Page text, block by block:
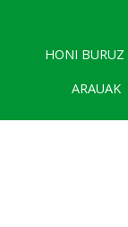
HONI BURUZ
ARAUAK